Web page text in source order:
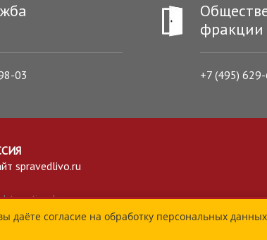
03
фракции
+7 (495)
spravedlivo.ru
International
согласие на обработку персональных данных